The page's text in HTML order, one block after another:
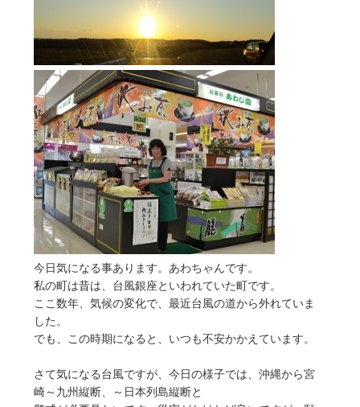
今日気になる事あります。あわちゃんです。
私の町は昔は、台風銀座といわれていた町です。
ここ数年、気候の変化で、最近台風の道から外れていま
した。
でも、この時期になると、いつも不安かかえています。
さて気になる台風ですが、今日の様子では、沖縄から宮
崎～九州縦断、～日本列島縦断と